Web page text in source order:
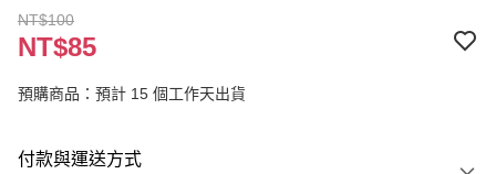
NT$100
NT$85
預購商品：預計 15 個工作天出貨
付款與運送方式